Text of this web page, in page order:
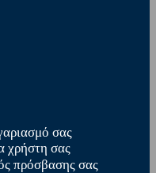
σας
χρήστη σας
πρόσβασης σας